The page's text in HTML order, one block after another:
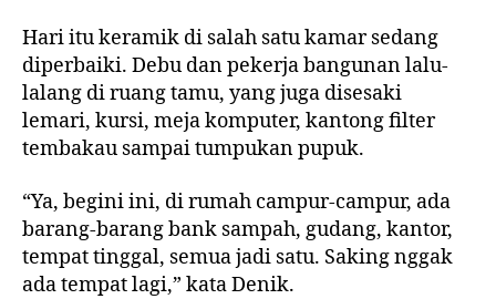
Hari itu keramik di salah satu kamar sedang
diperbaiki. Debu dan pekerja bangunan lalu-
lalang di ruang tamu, yang juga disesaki
lemari, kursi, meja komputer, kantong filter
tembakau sampai tumpukan pupuk.
“Ya, begini ini, di rumah campur-campur, ada
barang-barang bank sampah, gudang, kantor,
tempat tinggal, semua jadi satu. Saking nggak
ada tempat lagi,” kata Denik.